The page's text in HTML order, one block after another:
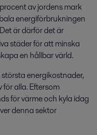
av jordens mark
energiförbrukningen
är därför det är
städer för att minska
en hållbar värld.
energikostnader,
alla. Eftersom
för värme och kyla idag
denna sektor